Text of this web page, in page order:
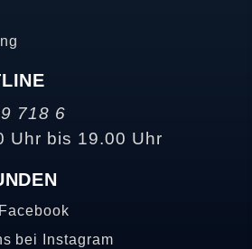
718 6
Uhr bis 19.00 Uhr
bei Instagram